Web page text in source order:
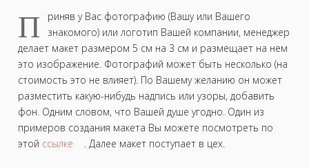
П
риняв у Вас фотографию (Вашу или Вашего
знакомого) или логотип Вашей компании, менеджер
делает макет размером 5 см на 3 см и размещает на нем
это изображение. Фотографий может быть несколько (на
стоимость это не влияет). По Вашему желанию он может
разместить какую-нибудь надпись или узоры, добавить
фон. Одним словом, что Вашей душе угодно. Один из
примеров создания макета Вы можете посмотреть по
этой ссылке . Далее макет поступает в цех.